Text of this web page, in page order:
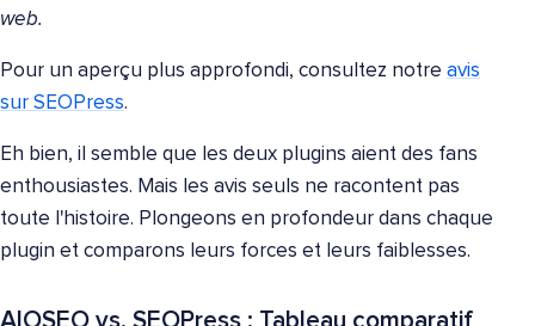
web.
Pour un aperçu plus approfondi, consultez notre avis
sur SEOPress.
Eh bien, il semble que les deux plugins aient des fans
enthousiastes. Mais les avis seuls ne racontent pas
toute l'histoire. Plongeons en profondeur dans chaque
plugin et comparons leurs forces et leurs faiblesses.
AIOSEO vs. SEOPress : Tableau comparatif